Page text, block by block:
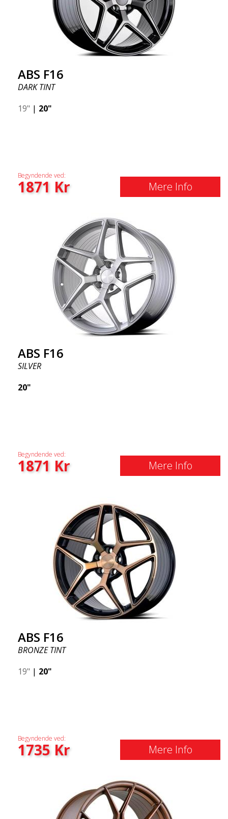
ABS F16
DARK TINT
19" | 20"
Begyndende ved:
1871 Kr Mere Info
ABS F16
SILVER
20"
Begyndende ved:
1871 Kr Mere Info
ABS F16
BRONZE TINT
19" | 20"
Begyndende ved:
1735Kr Mere Info